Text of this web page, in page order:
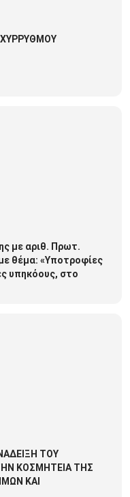
με αριθ. Πρωτ.
θέμα: «Υποτροφίες
υπηκόους, στο
για το
ΤΟΥ
ΚΟΣΜΗΤΕΙΑ ΤΗΣ
ΚΑΙ